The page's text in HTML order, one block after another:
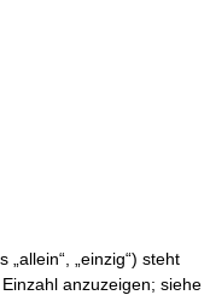
„einzig“) steht
anzuzeigen; siehe